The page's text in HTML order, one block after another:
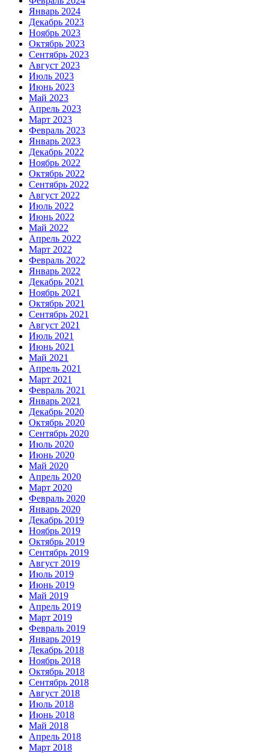
Январь 2024
Декабрь 2023
Ноябрь 2023
Октябрь 2023
Сентябрь 2023
Август 2023
Июль 2023
Июнь 2023
Май 2023
Апрель 2023
Март 2023
Февраль 2023
Январь 2023
Декабрь 2022
Ноябрь 2022
Октябрь 2022
Сентябрь 2022
Август 2022
Июль 2022
Июнь 2022
Май 2022
Апрель 2022
Март 2022
Февраль 2022
Январь 2022
Декабрь 2021
Ноябрь 2021
Октябрь 2021
Сентябрь 2021
Август 2021
Июль 2021
Июнь 2021
Май 2021
Апрель 2021
Март 2021
Февраль 2021
Январь 2021
Декабрь 2020
Октябрь 2020
Сентябрь 2020
Июль 2020
Июнь 2020
Май 2020
Апрель 2020
Март 2020
Февраль 2020
Январь 2020
Декабрь 2019
Ноябрь 2019
Октябрь 2019
Сентябрь 2019
Август 2019
Июль 2019
Июнь 2019
Май 2019
Апрель 2019
Март 2019
Февраль 2019
Январь 2019
Декабрь 2018
Ноябрь 2018
Октябрь 2018
Сентябрь 2018
Август 2018
Июль 2018
Июнь 2018
Май 2018
Апрель 2018
Март 2018